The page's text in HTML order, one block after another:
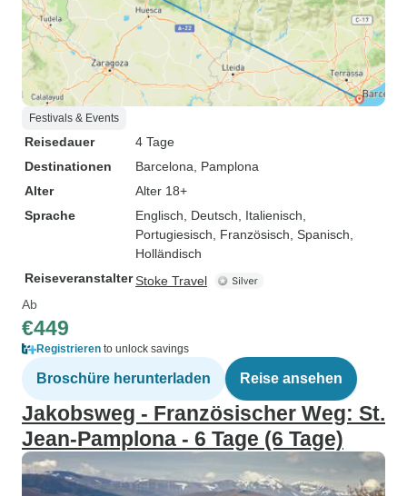
Festivals & Events
Reisedauer
4 Tage
Destinationen
Barcelona , Pamplona
Alter
Alter 18+
Sprache
Englisch, Deutsch, Italienisch,
Portugiesisch, Französisch, Spanisch,
Holländisch
ReiseveranstalterStoke Travel
Ab
€449
Registrieren to unlock savings
Broschüre herunterladen Reise ansehen
Jakobsweg - Französischer Weg: St.
Jean-Pamplona - 6 Tage (6 Tage)